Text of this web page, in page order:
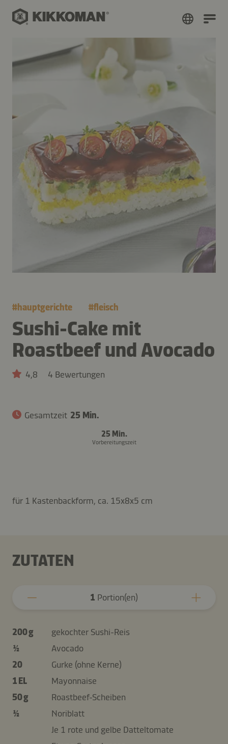
#hauptgerichte #fleisch
Sushi-Cake mit
Roastbeef und Avocado
4,8 4 Bewertungen
Gesamtzeit 25 Min.
25 Min.
Vorbereitungszeit
für 1 Kastenbackform, ca. 15x8x5 cm
ZUTATEN
1 Portion(en)
200 g
gekochter Sushi-Reis
½
Avocado
20
Gurke (ohne Kerne)
1 EL
Mayonnaise
50 g
Roastbeef-Scheiben
½
Noriblatt
Je 1 rote und gelbe Datteltomate